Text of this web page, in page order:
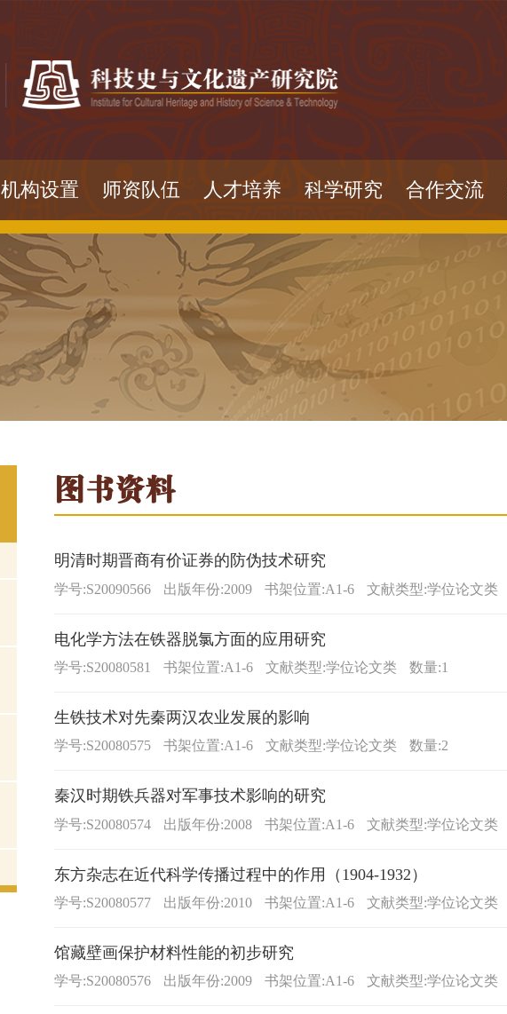
机构设置 师资队伍 人才培养 科学研究 合作交流
图书资料
明清时期晋商有价证券的防伪技术研究
学号:S20090566 出版年份:2009 书架位置:A1-6 文献类型:学位论文类
电化学方法在铁器脱氯方面的应用研究
学号:S20080581 书架位置:A1-6 文献类型:学位论文类 数量:1
生铁技术对先秦两汉农业发展的影响
学号:S20080575 书架位置:A1-6 文献类型:学位论文类 数量:2
秦汉时期铁兵器对军事技术影响的研究
学号:S20080574 出版年份:2008 书架位置:A1-6 文献类型:学位论文类
东方杂志在近代科学传播过程中的作用（1904-1932）
学号:S20080577 出版年份:2010 书架位置:A1-6 文献类型:学位论文类
馆藏壁画保护材料性能的初步研究
学号:S20080576 出版年份:2009 书架位置:A1-6 文献类型:学位论文类